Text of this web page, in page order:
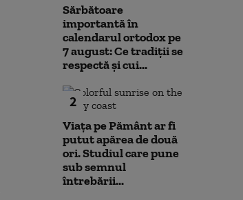
Sărbătoare
importantă în
calendarul ortodox pe
7 august: Ce tradiții se
respectă și cui...
2
Viața pe Pământ ar fi
putut apărea de două
ori. Studiul care pune
sub semnul
întrebării...